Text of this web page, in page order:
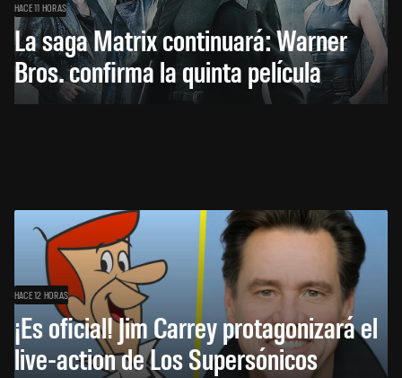
HACE 11 HORAS
La saga Matrix continuará: Warner
Bros. confirma la quinta película
HACE 12 HORAS
¡Es oficial! Jim Carrey protagonizará el
live-action de Los Supersónicos